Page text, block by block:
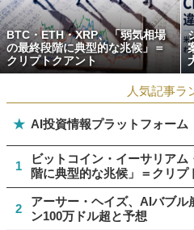
BTC・ETH・XRP、「弱気相場
の最終段階に典型的な兆候」＝
クリプトクアント
人気記事ラ
★ AI投資情報プラットフォー
1
ビットコイン・イーサリア
階に典型的な兆候」＝クリプ
2
アーサー・ヘイズ、AIバブル
ン100万ドル超と予想